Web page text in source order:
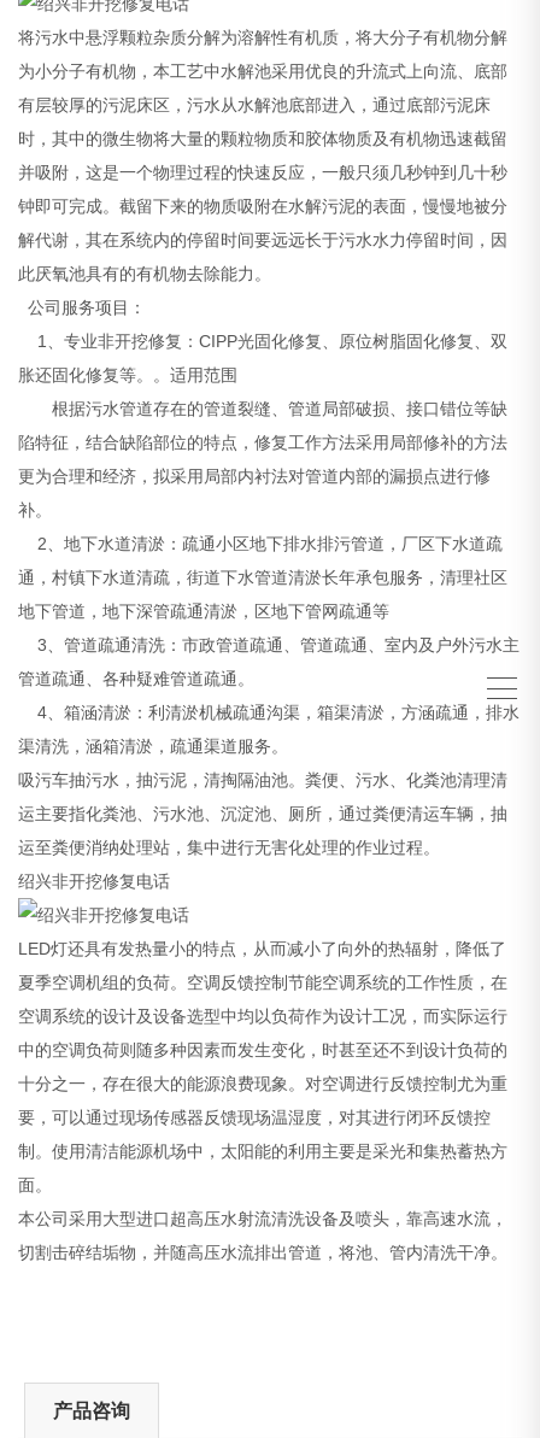
将污水中悬浮颗粒杂质分解为溶解性有机质，将大分子有机物分解
为小分子有机物，本工艺中水解池采用优良的升流式上向流、底部
有层较厚的污泥床区，污水从水解池底部进入，通过底部污泥床
时，其中的微生物将大量的颗粒物质和胶体物质及有机物迅速截留
并吸附，这是一个物理过程的快速反应，一般只须几秒钟到几十秒
钟即可完成。截留下来的物质吸附在水解污泥的表面，慢慢地被分
解代谢，其在系统内的停留时间要远远长于污水水力停留时间，因
此厌氧池具有的有机物去除能力。
公司服务项目：
1、专业非开挖修复：CIPP光固化修复、原位树脂固化修复、双
胀还固化修复等。。适用范围
根据污水管道存在的管道裂缝、管道局部破损、接口错位等缺
陷特征，结合缺陷部位的特点，修复工作方法采用局部修补的方法
更为合理和经济，拟采用局部内衬法对管道内部的漏损点进行修
补。
2、地下水道清淤：疏通小区地下排水排污管道，厂区下水道疏
通，村镇下水道清疏，街道下水管道清淤长年承包服务，清理社区
地下管道，地下深管疏通清淤，区地下管网疏通等
3、管道疏通清洗：市政管道疏通、管道疏通、室内及户外污水主
管道疏通、各种疑难管道疏通。
4、箱涵清淤：利清淤机械疏通沟渠，箱渠清淤，方涵疏通，排水
渠清洗，涵箱清淤，疏通渠道服务。
吸污车抽污水，抽污泥，清掏隔油池。粪便、污水、化粪池清理清
运主要指化粪池、污水池、沉淀池、厕所，通过粪便清运车辆，抽
运至粪便消纳处理站，集中进行无害化处理的作业过程。
绍兴非开挖修复电话
LED灯还具有发热量小的特点，从而减小了向外的热辐射，降低了
夏季空调机组的负荷。空调反馈控制节能空调系统的工作性质，在
空调系统的设计及设备选型中均以负荷作为设计工况，而实际运行
中的空调负荷则随多种因素而发生变化，时甚至还不到设计负荷的
十分之一，存在很大的能源浪费现象。对空调进行反馈控制尤为重
要，可以通过现场传感器反馈现场温湿度，对其进行闭环反馈控
制。使用清洁能源机场中，太阳能的利用主要是采光和集热蓄热方
面。
本公司采用大型进口超高压水射流清洗设备及喷头，靠高速水流，
切割击碎结垢物，并随高压水流排出管道，将池、管内清洗干净。
产品咨询